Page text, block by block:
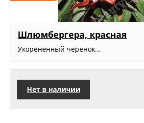
Шлюмбергера, красная
Укорененный черенок...
Нет в наличии